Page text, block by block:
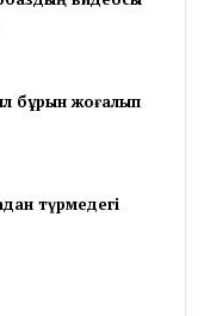
бұрын жоғалып
түрмедегі